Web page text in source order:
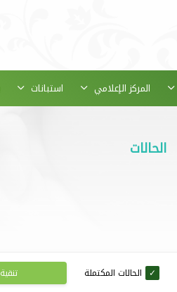
المركز الإعلامي استبانات
الحالات
الحالات المكتملة تنقية